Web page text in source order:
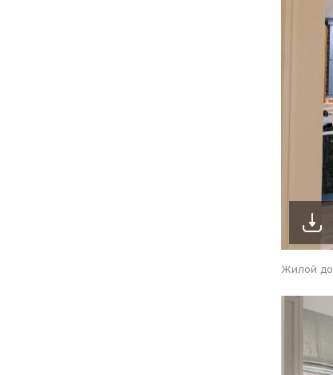
Жилой